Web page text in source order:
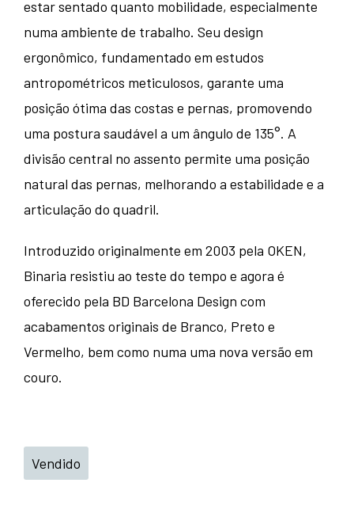
estar sentado quanto mobilidade, especialmente
numa ambiente de trabalho. Seu design
ergonômico, fundamentado em estudos
antropométricos meticulosos, garante uma
posição ótima das costas e pernas, promovendo
uma postura saudável a um ângulo de 135°. A
divisão central no assento permite uma posição
natural das pernas, melhorando a estabilidade e a
articulação do quadril.
Introduzido originalmente em 2003 pela OKEN,
Binaria resistiu ao teste do tempo e agora é
oferecido pela BD Barcelona Design com
acabamentos originais de Branco, Preto e
Vermelho, bem como numa uma nova versão em
couro.
Vendido